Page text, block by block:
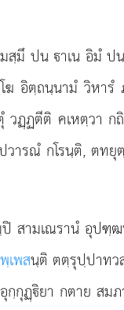
มสฺมึ ปน าเน อิมํ
ฆอิตฺถนฺนามํ วิหารํ
วฏฺฏตีติ คเหตฺวา
วารณํ กโรนฺติ, ตท
สามเณรานํ อุปฑฺ
เพสนฺติ ตตฺรุปฺปาท
กฺกุฏฺิยา กตาย สม